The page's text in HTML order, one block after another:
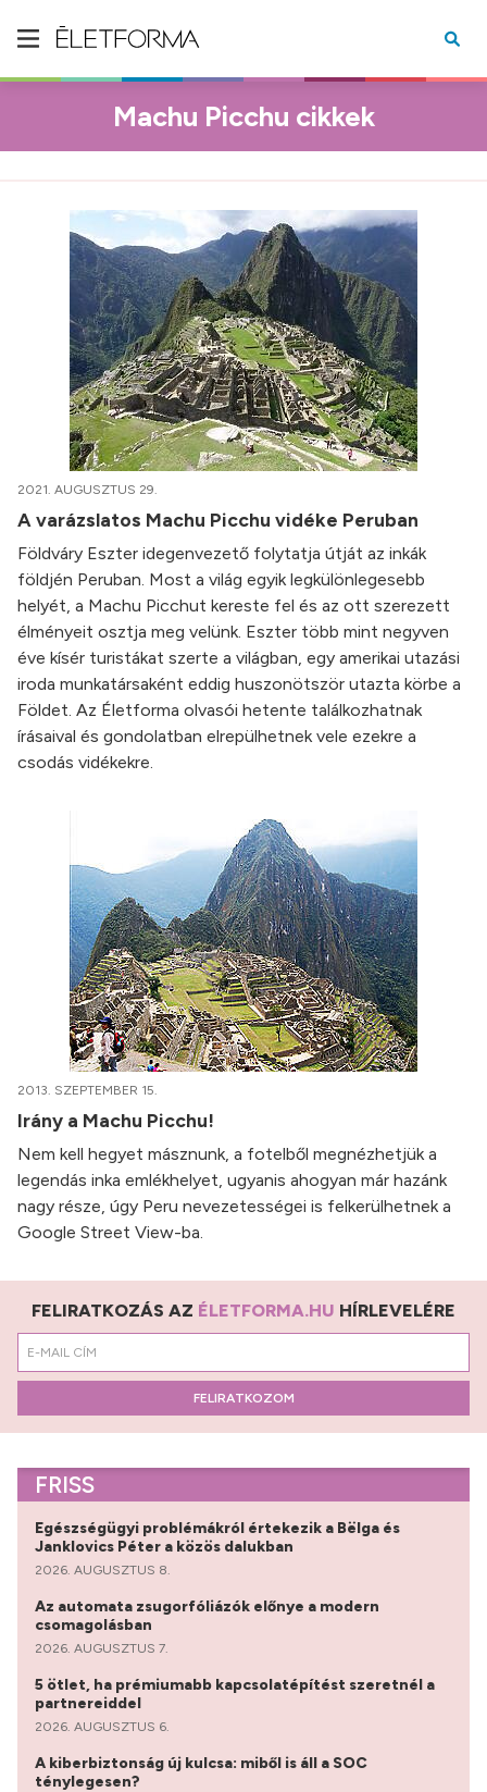
Machu Picchu cikkek
2021. AUGUSZTUS 29.
A varázslatos Machu Picchu vidéke Peruban
Földváry Eszter idegenvezető folytatja útját az inkák
földjén Peruban. Most a világ egyik legkülönlegesebb
helyét, a Machu Picchut kereste fel és az ott szerezett
élményeit osztja meg velünk. Eszter több mint negyven
éve kísér turistákat szerte a világban, egy amerikai utazási
iroda munkatársaként eddig huszonötször utazta körbe a
Földet. Az Életforma olvasói hetente találkozhatnak
írásaival és gondolatban elrepülhetnek vele ezekre a
csodás vidékekre.
2013. SZEPTEMBER 15.
Irány a Machu Picchu!
Nem kell hegyet másznunk, a fotelből megnézhetjük a
legendás inka emlékhelyet, ugyanis ahogyan már hazánk
nagy része, úgy Peru nevezetességei is felkerülhetnek a
Google Street View-ba.
FELIRATKOZÁS AZ ÉLETFORMA.HU HÍRLEVELÉRE
FELIRATKOZOM
FRISS
Egészségügyi problémákról értekezik a Bëlga és
Janklovics Péter a közös dalukban
2026. AUGUSZTUS 8.
Az automata zsugorfóliázók előnye a modern
csomagolásban
2026. AUGUSZTUS 7.
5 ötlet, ha prémiumabb kapcsolatépítést szeretnél a
partnereiddel
2026. AUGUSZTUS 6.
A kiberbiztonság új kulcsa: miből is áll a SOC
ténylegesen?